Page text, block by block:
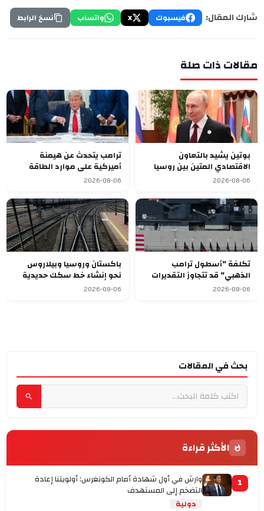
شارك المقال: فيسبوك X واتساب نسخ الرابط
مقالات ذات صلة
بوتين يشيد بالتعاون
الاقتصادي المتين بين روسيا
وقرغيزستان
2026-08-06
ترامب يتحدث عن هيمنة
أميركية على موارد الطاقة
العالمية بعد ضم فنزويلا
2026-08-06
تكلفة "أسطول ترامب
الذهبي" قد تتجاوز التقديرات
وتصل إلى 275 مليار دولار
2026-08-06
باكستان وروسيا وبيلاروس
نحو إنشاء خط سكك حديدية
للشحن
2026-08-06
بحث في المقالات
الأكثر قراءة
1 وارش في أول شهادة أمام الكونغرس: أولويتنا إعادة
التضخم إلى المستهدف
دولية